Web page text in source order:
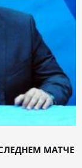
МАТЧЕ